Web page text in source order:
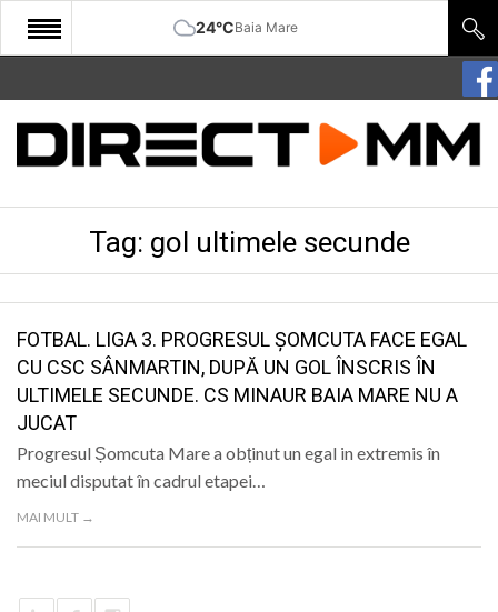
24°CBaia Mare
START
COMUNITATE
CULTURA
SANATATE
SPORT
SPECIAL
POLITIC
LIFE
Tag: gol ultimele secunde
FOTBAL. LIGA 3. PROGRESUL ȘOMCUTA FACE EGAL
CU CSC SÂNMARTIN, DUPĂ UN GOL ÎNSCRIS ÎN
ULTIMELE SECUNDE. CS MINAUR BAIA MARE NU A
JUCAT
Progresul Șomcuta Mare a obținut un egal in extremis în
meciul disputat în cadrul etapei…
MAI MULT →